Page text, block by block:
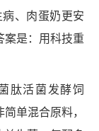
、肉蛋奶更安
案是：用科技重
肽活菌发酵饲
单混合原料，